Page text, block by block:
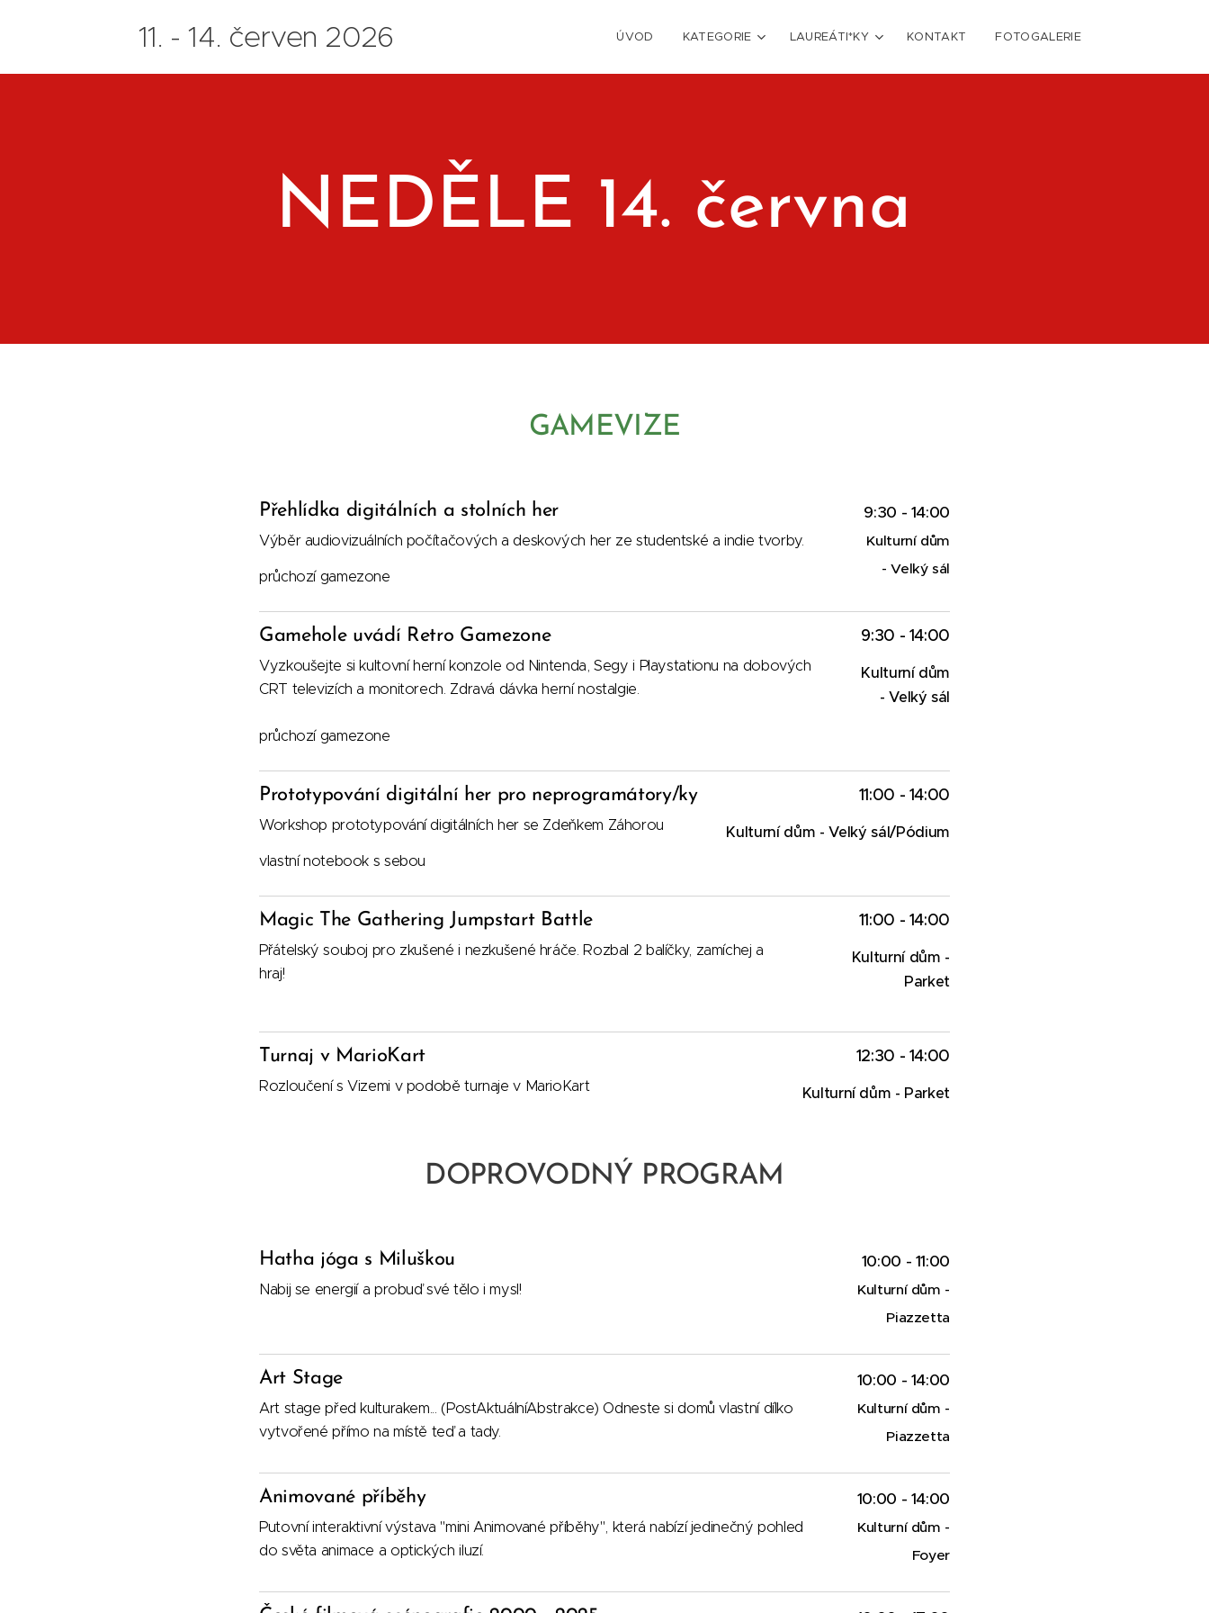
11. - 14. červen 2026 ÚVOD KATEGORIE LAUREÁTI*KY KONTAKT FOTOGALERIE
NEDĚLE 14. června
GAMEVIZE
Přehlídka digitálních a stolních her
Výběr audiovizuálních počítačových a deskových her ze studentské a indie tvorby.
průchozí gamezone
9:30 - 14:00
Kulturní dům
- Velký sál
Gamehole uvádí Retro Gamezone
Vyzkoušejte si kultovní herní konzole od Nintenda, Segy i Playstationu na dobových
CRT televizích a monitorech. Zdravá dávka herní nostalgie.
průchozí gamezone
9:30 - 14:00
Kulturní dům
- Velký sál
Prototypování digitální her pro neprogramátory/ky
Workshop prototypování digitálních her se Zdeňkem Záhorou
vlastní notebook s sebou
11:00 - 14:00
Kulturní dům - Velký sál/Pódium
Magic The Gathering Jumpstart Battle
Přátelský souboj pro zkušené i nezkušené hráče. Rozbal 2 balíčky, zamíchej a
hraj!
11:00 - 14:00
Kulturní dům -
Parket
Turnaj v MarioKart
Rozloučení s Vizemi v podobě turnaje v MarioKart
12:30 - 14:00
Kulturní dům - Parket
DOPROVODNÝ PROGRAM
Hatha jóga s Miluškou
Nabij se energií a probuď své tělo i mysl!
10:00 - 11:00
Kulturní dům -
Piazzetta
Art Stage
Art stage před kulturakem... (PostAktuálníAbstrakce) Odneste si domů vlastní dílko
vytvořené přímo na místě teď a tady.
10:00 - 14:00
Kulturní dům -
Piazzetta
Animované příběhy
Putovní interaktivní výstava "mini Animované příběhy", která nabízí jedinečný pohled
do světa animace a optických iluzí.
10:00 - 14:00
Kulturní dům -
Foyer